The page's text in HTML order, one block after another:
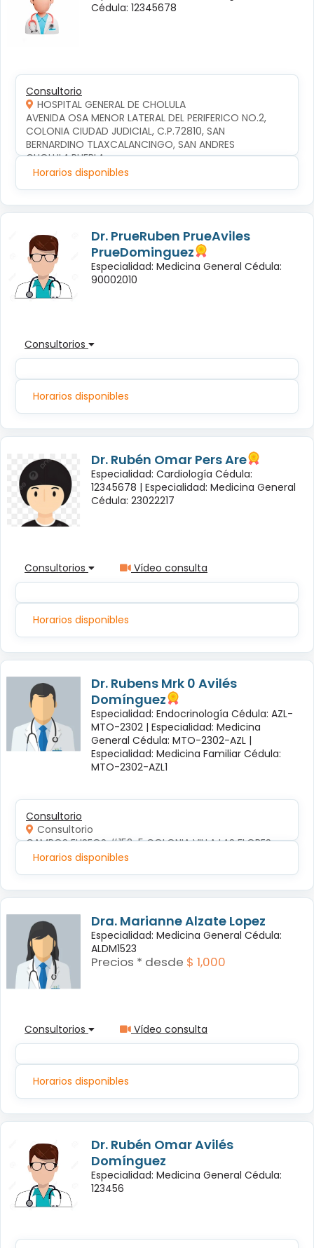
Cédula: 12345678
Consultorio
HOSPITAL GENERAL DE CHOLULA
AVENIDA OSA MENOR LATERAL DEL PERIFERICO NO.2,
COLONIA CIUDAD JUDICIAL, C.P.72810, SAN
BERNARDINO TLAXCALANCINGO, SAN ANDRES
CHOLULA,PUEBLA
Horarios disponibles
Dr. PrueRuben PrueAviles
PrueDominguez
Especialidad: Medicina General Cédula:
90002010
Consultorios
Horarios disponibles
Dr. Rubén Omar Pers Are
Especialidad: Cardiología Cédula:
12345678 | Especialidad: Medicina General
Cédula: 23022217
Consultorios Vídeo consulta
Horarios disponibles
Dr. Rubens Mrk 0 Avilés
Domínguez
Especialidad: Endocrinología Cédula: AZL-
MTO-2302 | Especialidad: Medicina
General Cédula: MTO-2302-AZL |
Especialidad: Medicina Familiar Cédula:
MTO-2302-AZL1
Consultorio
Consultorio
CAMPOS ELISEOS #152-5 COLONIA VILLA LAS FLORES
Horarios disponibles
Dra. Marianne Alzate Lopez
Especialidad: Medicina General Cédula:
ALDM1523
Precios * desde $ 1,000
Consultorios Vídeo consulta
Horarios disponibles
Dr. Rubén Omar Avilés
Domínguez
Especialidad: Medicina General Cédula:
123456